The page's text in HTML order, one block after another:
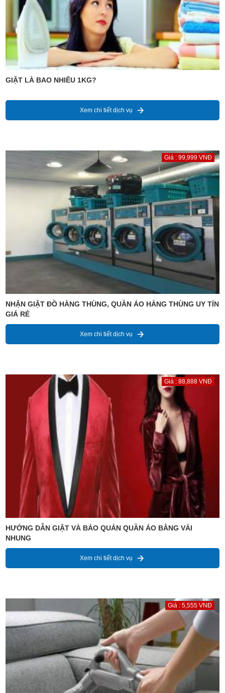
GIẶT LÀ BAO NHIÊU 1KG?
Xem chi tiết dịch vụ
Giá : 99,999 VNĐ
NHẬN GIẶT ĐỒ HÀNG THÙNG, QUẦN ÁO HÀNG THÙNG UY TÍN
GIÁ RẺ
Xem chi tiết dịch vụ
Giá : 88,888 VNĐ
HƯỚNG DẪN GIẶT VÀ BẢO QUẢN QUẦN ÁO BẰNG VẢI
NHUNG
Xem chi tiết dịch vụ
Giá : 5,555 VNĐ